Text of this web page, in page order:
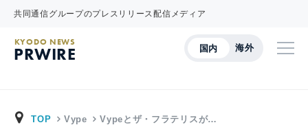
共同通信グループのプレスリリース配信メディア
国内 海外
KYODO NEWS
PRWIRE
TOP Vype Vypeとザ・フラテリスが…